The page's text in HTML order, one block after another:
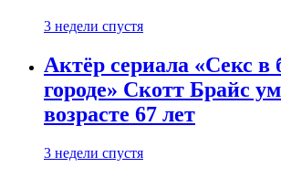
3 недели спустя
Актёр сериала «Секс
городе» Скотт Брайс
возрасте 67 лет
3 недели спустя